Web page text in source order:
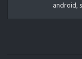
android,